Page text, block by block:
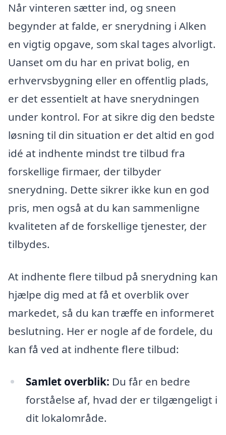
Når vinteren sætter ind, og sneen
begynder at falde, er snerydning i Alken
en vigtig opgave, som skal tages alvorligt.
Uanset om du har en privat bolig, en
erhvervsbygning eller en offentlig plads,
er det essentielt at have snerydningen
under kontrol. For at sikre dig den bedste
løsning til din situation er det altid en god
idé at indhente mindst tre tilbud fra
forskellige firmaer, der tilbyder
snerydning. Dette sikrer ikke kun en god
pris, men også at du kan sammenligne
kvaliteten af de forskellige tjenester, der
tilbydes.
At indhente flere tilbud på snerydning kan
hjælpe dig med at få et overblik over
markedet, så du kan træffe en informeret
beslutning. Her er nogle af de fordele, du
kan få ved at indhente flere tilbud:
Samlet overblik: Du får en bedre
forståelse af, hvad der er tilgængeligt i
dit lokalområde.